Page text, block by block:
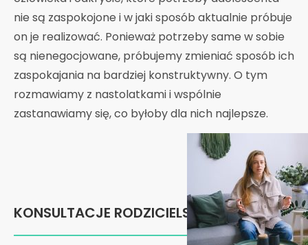
nie są zaspokojone i w jaki sposób aktualnie próbuje
on je realizować. Ponieważ potrzeby same w sobie
są nienegocjowane, próbujemy zmieniać sposób ich
zaspokajania na bardziej konstruktywny. O tym
rozmawiamy z nastolatkami i wspólnie
zastanawiamy się, co byłoby dla nich najlepsze.
KONSULTACJE RODZICIELSKIE